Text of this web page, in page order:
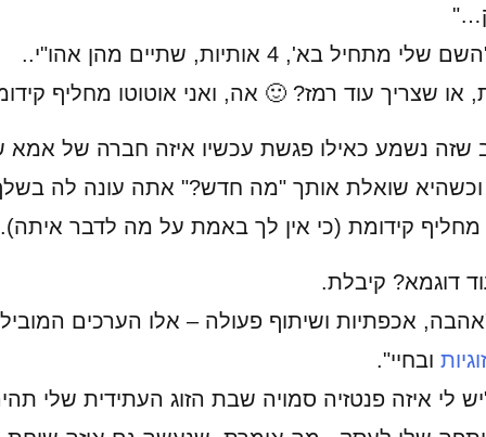
: "השם שלי מתחיל בא', 4 אותיות, שתיים מהן אהו"י..
או שצריך עוד רמז? 🙂 אה, ואני אוטוטו מחליף
שזה נשמע כאילו פגשת עכשיו איזה חברה של אמא
וכשהיא שואלת אותך "מה חדש?" אתה עונה לה
קידומת (כי אין לך באמת על מה לדבר איתה).
דוגמא? קיבלת.
אכפתיות ושיתוף פעולה – אלו הערכים
זוגיות ובחיי".
לי איזה פנטזיה סמויה שבת הזוג העתידית שלי